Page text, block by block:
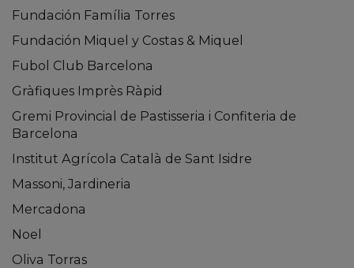
Fundación Família Torres
Fundación Miquel y Costas & Miquel
Fubol Club Barcelona
Gràfiques Imprès Ràpid
Gremi Provincial de Pastisseria i Confiteria de
Barcelona
Institut Agrícola Català de Sant Isidre
Massoni, Jardineria
Mercadona
Noel
Oliva Torras